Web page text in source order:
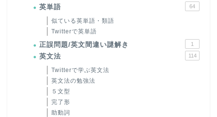
英単語 64
似ている英単語・類語
Twitterで英単語
正誤問題/英文間違い謎解き 1
英文法 114
Twitterで学ぶ英文法
英文法の勉強法
５文型
完了形
助動詞